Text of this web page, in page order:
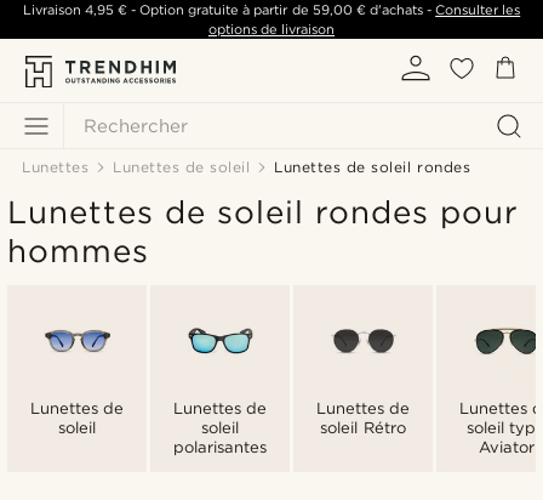
Rechercher
Livraison 4,95 €- Option gratuite à partir de 59,00 €d'achats -Consulter les
options de livraison
Lunettes Lunettes de soleil Lunettes de soleil rondes
Lunettes de soleil rondes pour
hommes
Lunettes de
soleil
Lunettes de
soleil
polarisantes
Lunettes de
soleil Rétro
Lunettes
soleil
Aviator